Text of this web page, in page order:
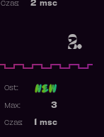
2.
2 msc
Czas:
Ost:
3
Max:
msc
Czas: